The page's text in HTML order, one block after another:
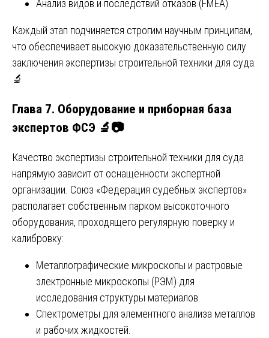
Анализ видов и последствий отказов (FMEA).
Каждый этап подчиняется строгим научным принципам,
что обеспечивает высокую доказательственную силу
заключения экспертизы строительной техники для суда.
🔬
Глава 7. Оборудование и приборная база
экспертов ФСЭ 🔬📷
Качество экспертизы строительной техники для суда
напрямую зависит от оснащённости экспертной
организации. Союз «Федерация судебных экспертов»
располагает собственным парком высокоточного
оборудования, проходящего регулярную поверку и
калибровку:
Металлографические микроскопы и растровые
электронные микроскопы (РЭМ) для
исследования структуры материалов.
Спектрометры для элементного анализа металлов
и рабочих жидкостей.